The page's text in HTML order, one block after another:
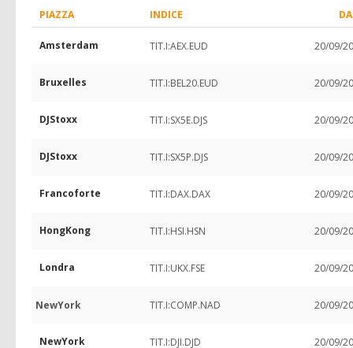
PIAZZA INDICE
Amsterdam TIT.I:AEX.EUD 20/09/
Bruxelles TIT.I:BEL20.EUD 20/09/
DJStoxx TIT.I:SX5E.DJS 20/09/
DJStoxx TIT.I:SX5P.DJS 20/09/
Francoforte TIT.I:DAX.DAX 20/09/
HongKong TIT.I:HSI.HSN 20/09/
Londra TIT.I:UKX.FSE 20/09/
NewYork TIT.I:COMP.NAD 20/09/
NewYork TIT.I:DJI.DJD 20/09/